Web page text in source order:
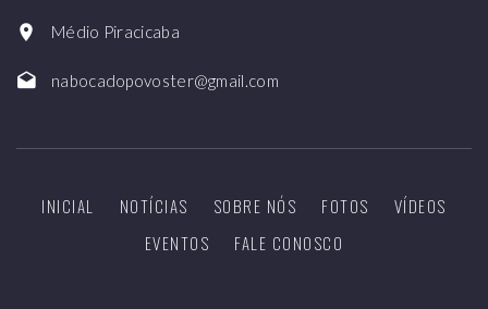
Médio Piracicaba
nabocadopovoster@gmail.com
INICIAL NOTÍCIAS SOBRE NÓS FOTOS
VÍDEOS
EVENTOS
FALE CONOSCO